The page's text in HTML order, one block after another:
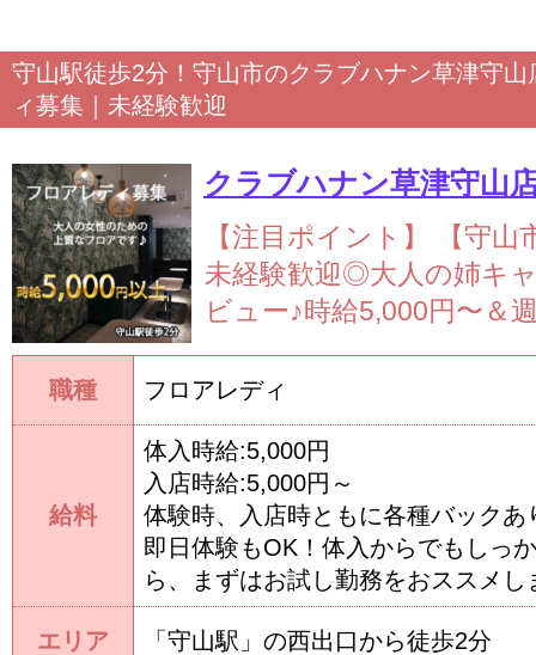
守山駅徒歩2分！守山市のクラブハナン草津守山
ィ募集｜未経験歓迎
クラブハナン草津守山
職種 フロアレディ
給料
体入時給:5,000円
入店時給:5,000円～
体験時、入店時ともに各種バック
即日体験もOK！体入からでもしっ
ら、まずはお試し勤務をおススメし
エリア 「守山駅」の西出口から徒歩2分
【注目ポイント】
【守山
未経験歓迎◎大人の姉キ
ビュー♪時給5,000円〜＆